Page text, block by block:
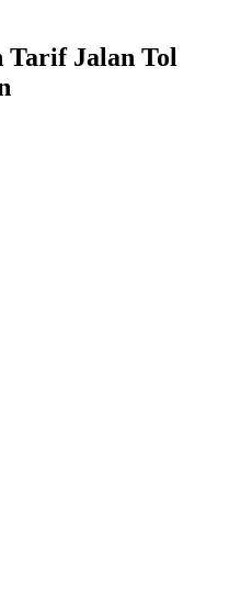
Tarif Jalan Tol